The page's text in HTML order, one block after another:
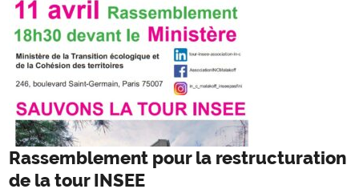
Rassemblement pour la restructuration
de la tour INSEE